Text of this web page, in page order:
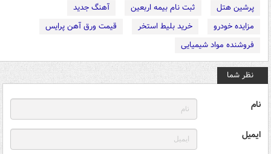
پرشین هتل
ثبت نام بیمه اربعین
آهنگ جدید
مزایده خودرو
خرید بلیط استخر
قیمت ورق آهن پرایس
فروشنده مواد شیمیایی
نظر شما
نام
ایمیل